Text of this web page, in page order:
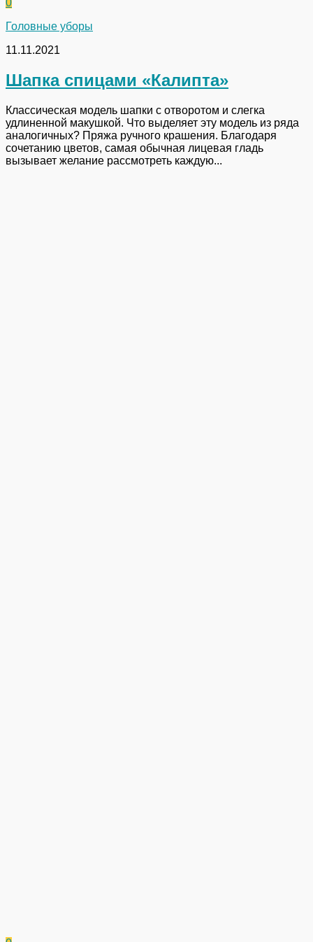
Головные уборы
11.11.2021
Шапка спицами «Калипта»
Классическая модель шапки с отворотом и слегка
удлиненной макушкой. Что выделяет эту модель из ряда
аналогичных? Пряжа ручного крашения. Благодаря
сочетанию цветов, самая обычная лицевая гладь
вызывает желание рассмотреть каждую...